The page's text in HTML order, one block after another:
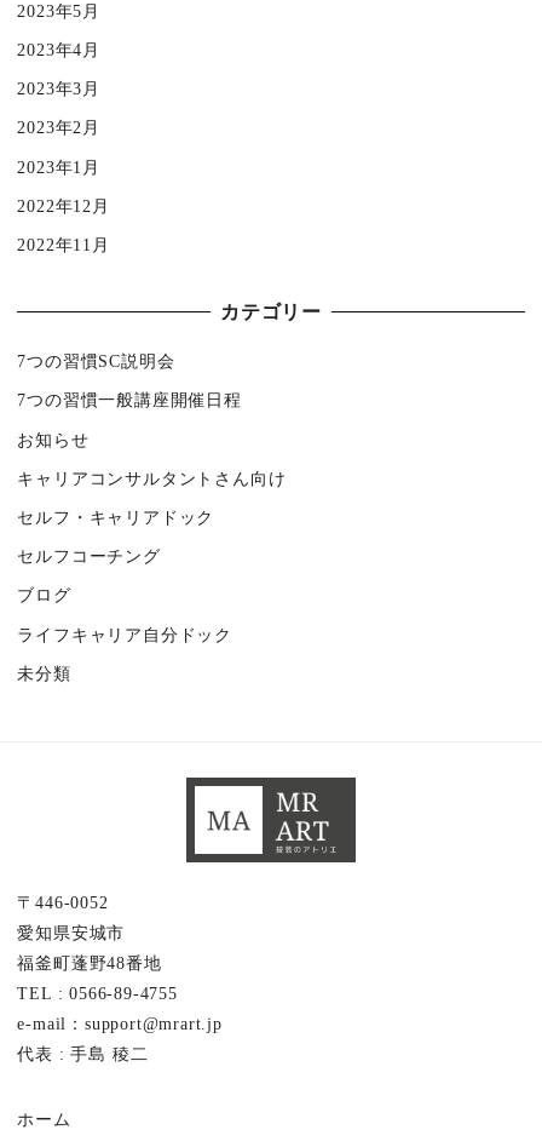
2023年5月
2023年4月
2023年3月
2023年2月
2023年1月
2022年12月
2022年11月
カテゴリー
7つの習慣SC説明会
7つの習慣一般講座開催日程
お知らせ
キャリアコンサルタントさん向け
セルフ・キャリアドック
セルフコーチング
ブログ
ライフキャリア自分ドック
未分類
〒446-0052
愛知県安城市
福釜町蓬野48番地
TEL : 0566-89-4755
e-mail：support@mrart.jp
代表 : 手島 稜二
ホーム